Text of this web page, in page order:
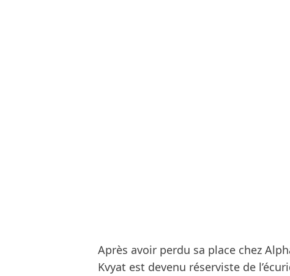
Après avoir perdu sa place chez
Kvyat est devenu réserviste de